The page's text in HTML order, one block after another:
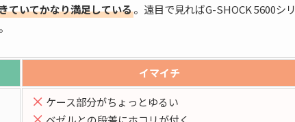
ていてかなり満足している。遠目で見ればG-SHOCK 5600シリ
イマイチ
ケース部分がちょっとゆるい